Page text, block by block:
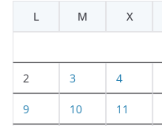
L
M X
2 3 4
9 10 11